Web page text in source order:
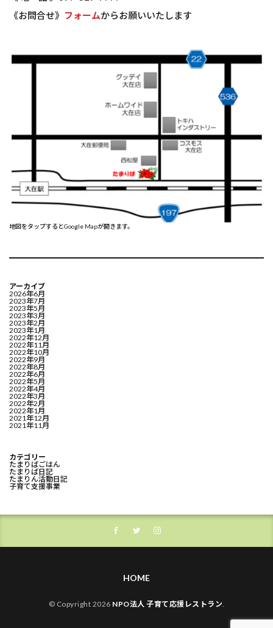
《お問合せ》 フォームからお願いいたします
地図をタップするとGoogle Mapが開きます。
アーカイブ
2026年6月
2023年7月
2023年5月
2023年3月
2023年2月
2023年1月
2022年12月
2022年11月
2022年10月
2022年9月
2022年8月
2022年6月
2022年5月
2022年4月
2022年3月
2022年2月
2022年1月
2021年12月
2021年11月
カテゴリー
たまりばごはん
たまりば日記
たまりん活動日記
子育て支援事業
HOME
© Copyright 2026 NPO法人 子育て応援レストラン